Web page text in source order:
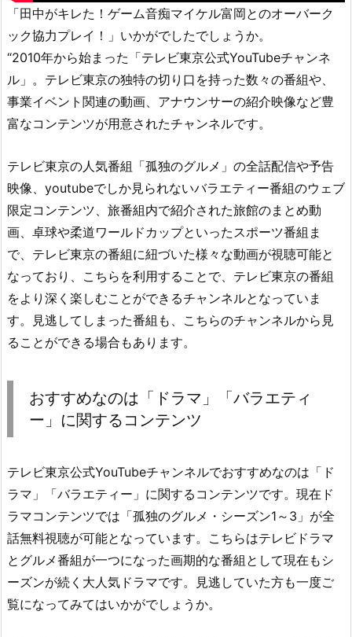
「田中がキレた！ゲーム音痴マイケル富岡とのオーバーク
ック協力プレイ！」いかがでしたでしょうか。
“2010年から始まった「テレビ東京公式YouTubeチャンネ
ル」。テレビ東京の独特の切り口を持った数々の番組や、
事業イベント関連の動画、アナウンサーの紹介映像など豊
富なコンテンツが用意されたチャンネルです。
テレビ東京の人気番組「孤独のグルメ」の全話配信や予告
映像、youtubeでしか見られないバラエティー番組のウェブ
限定コンテンツ、旅番組内で紹介された旅館のまとめ動
画、卓球や柔道ワールドカップといったスポーツ番組ま
で、テレビ東京の番組に紐づいた様々な動画が視聴可能と
なっており、こちらを利用することで、テレビ東京の番組
をより深く楽しむことができるチャンネルとなっていま
す。見逃してしまった番組も、こちらのチャンネルから見
ることができる場合もあります。
おすすめなのは「ドラマ」「バラエティ
ー」に関するコンテンツ
テレビ東京公式YouTubeチャンネルでおすすめなのは「ド
ラマ」「バラエティー」に関するコンテンツです。現在ド
ラマコンテンツでは「孤独のグルメ・シーズン1～3」が全
話無料視聴が可能となっています。こちらはテレビドラマ
とグルメ番組が一つになった画期的な番組として現在もシ
ーズンが続く大人気ドラマです。見逃していた方も一度ご
覧になってみてはいかがでしょうか。